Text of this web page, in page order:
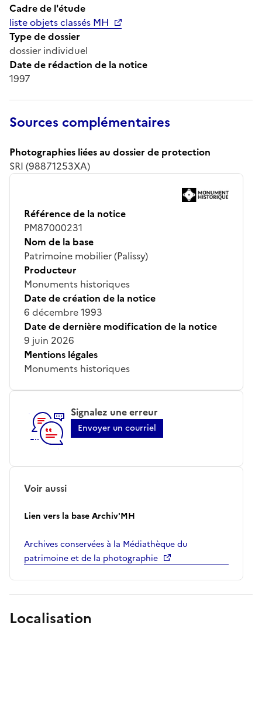
Cadre de l'étude
liste objets classés MH
Type de dossier
dossier individuel
Date de rédaction de la notice
1997
Sources complémentaires
Photographies liées au dossier de protection
SRI (98871253XA)
Référence de la notice
PM87000231
Nom de la base
Patrimoine mobilier (Palissy)
Producteur
Monuments historiques
Date de création de la notice
6 décembre 1993
Date de dernière modification de la notice
9 juin 2026
Mentions légales
Monuments historiques
Signalez une erreur
Envoyer un courriel
Voir aussi
Lien vers la base Archiv'MH
Archives conservées à la Médiathèque du
patrimoine et de la photographie
Localisation